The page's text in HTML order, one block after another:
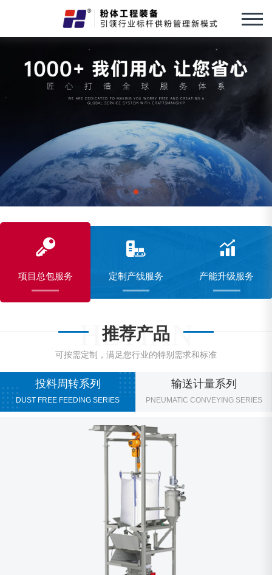
项目总包服务 定制产线服务 产能升级服务
HETIAN
推荐产品
可按需定制，满足您行业的特别需求和标准
投料周转系列
DUST FREE FEEDING SERIES
输送计量系列
PNEUMATIC CONVEYING SERIES